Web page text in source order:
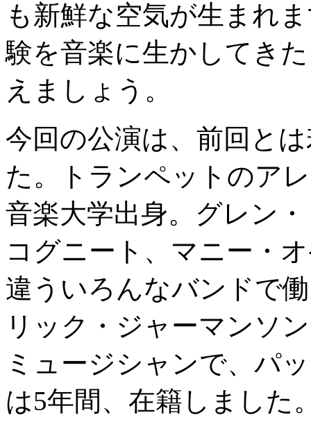
も新鮮な空気が生まれ
験を音楽に生かしてき
えましょう。
今回の公演は、前回と
た。トランペットのア
音楽大学出身。グレン
コグニート、マニー・
違ういろんなバンドで
リック・ジャーマンソ
ミュージシャンで、パ
は5年間、在籍しました